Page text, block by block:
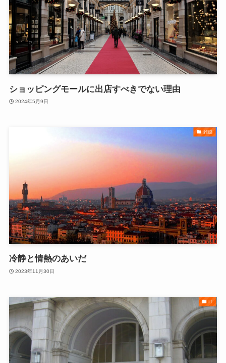
ショッピングモールに出店すべきでない理由
2024年5月9日
雑感
冷静と情熱のあいだ
2023年11月30日
IT